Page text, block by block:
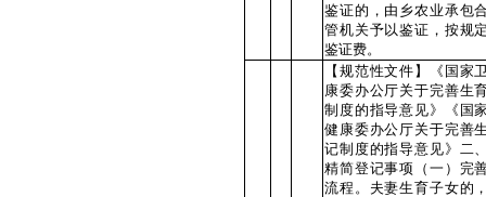
鉴证的，由乡农业承包
管机关予以鉴证，按规
鉴证费。
【规范性文件】《国家
康委办公厅关于完善生
制度的指导意见》《国
健康委办公厅关于完善
记制度的指导意见》二
精简登记事项（一）完
流程。夫妻生育子女的